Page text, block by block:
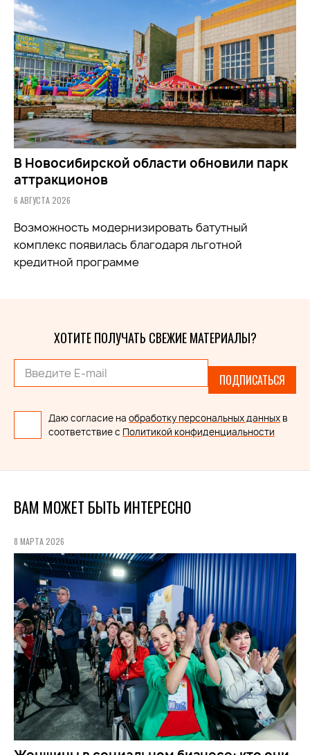
В Новосибирской области обновили парк
аттракционов
6 АВГУСТА 2026
Возможность модернизировать батутный
комплекс появилась благодаря льготной
кредитной программе
ХОТИТЕ ПОЛУЧАТЬ СВЕЖИЕ МАТЕРИАЛЫ?
ПОДПИСАТЬСЯ
Даю согласие на обработку персональных данных в
соответствие с Политикой конфиденциальности
ВАМ МОЖЕТ БЫТЬ ИНТЕРЕСНО
8 МАРТА 2026